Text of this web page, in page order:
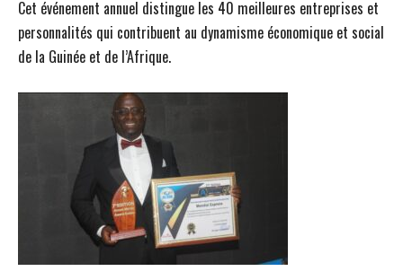
Cet événement annuel distingue les 40 meilleures entreprises et
personnalités qui contribuent au dynamisme économique et social
de la Guinée et de l’Afrique.